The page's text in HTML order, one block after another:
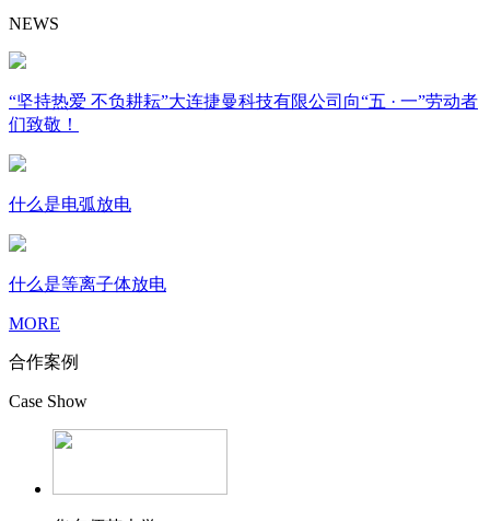
NEWS
“坚持热爱 不负耕耘”大连捷曼科技有限公司向“五 · 一”劳动者
们致敬！
什么是电弧放电
什么是等离子体放电
MORE
合作案例
Case Show